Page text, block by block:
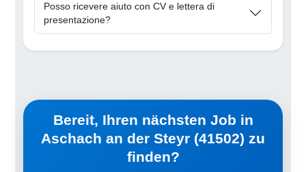
Posso ricevere aiuto con CV e lettera di
presentazione?
Bereit, Ihren nächsten Job in
Aschach an der Steyr (41502) zu
finden?